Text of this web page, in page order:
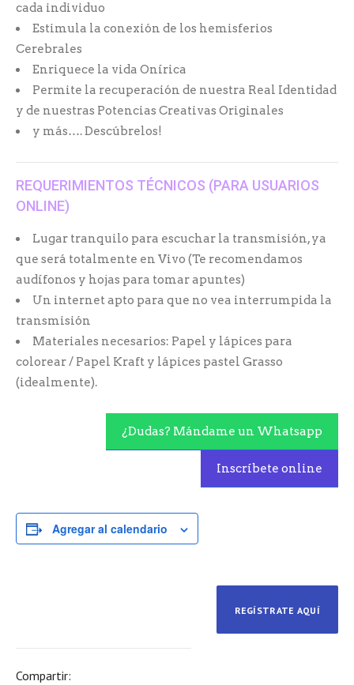
cada individuo
Estimula la conexión de los hemisferios
Cerebrales
Enriquece la vida Onírica
Permite la recuperación de nuestra Real Identidad
y de nuestras Potencias Creativas Originales
y más…. Descúbrelos!
REQUERIMIENTOS TÉCNICOS (PARA USUARIOS
ONLINE)
Lugar tranquilo para escuchar la transmisión, ya
que será totalmente en Vivo (Te recomendamos
audífonos y hojas para tomar apuntes)
Un internet apto para que no vea interrumpida la
transmisión
Materiales necesarios: Papel y lápices para
colorear / Papel Kraft y lápices pastel Grasso
(idealmente).
¿Dudas? Mándame un Whatsapp
Inscríbete online
Agregar al calendario
REGÍSTRATE AQUÍ
Compartir: